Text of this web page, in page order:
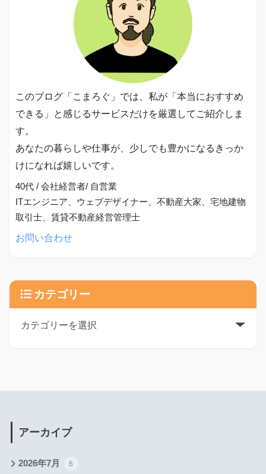
このブログ「こまろぐ」では、私が「本当におすすめ
できる」と感じるサービスだけを厳選してご紹介しま
す。
あなたの暮らしや仕事が、少しでも豊かになるきっか
けになれば嬉しいです。
40代 / 会社経営者/ 自営業
ITエンジニア、ウェブデザイナー、不動産大家、宅地建物
取引士、賃貸不動産経営管理士
お問い合わせ
カテゴリー
アーカイブ
2026年7月 6